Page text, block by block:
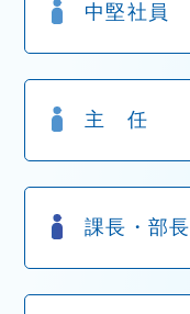
中堅社員
主 任
課長・部長